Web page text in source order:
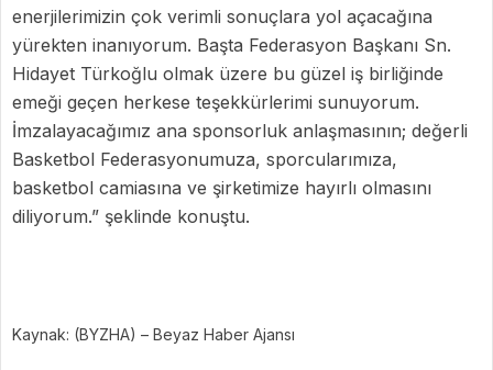
enerjilerimizin çok verimli sonuçlara yol açacağına
yürekten inanıyorum. Başta Federasyon Başkanı Sn.
Hidayet Türkoğlu olmak üzere bu güzel iş birliğinde
emeği geçen herkese teşekkürlerimi sunuyorum.
İmzalayacağımız ana sponsorluk anlaşmasının; değerli
Basketbol Federasyonumuza, sporcularımıza,
basketbol camiasına ve şirketimize hayırlı olmasını
diliyorum.” şeklinde konuştu.
Kaynak: (BYZHA) – Beyaz Haber Ajansı